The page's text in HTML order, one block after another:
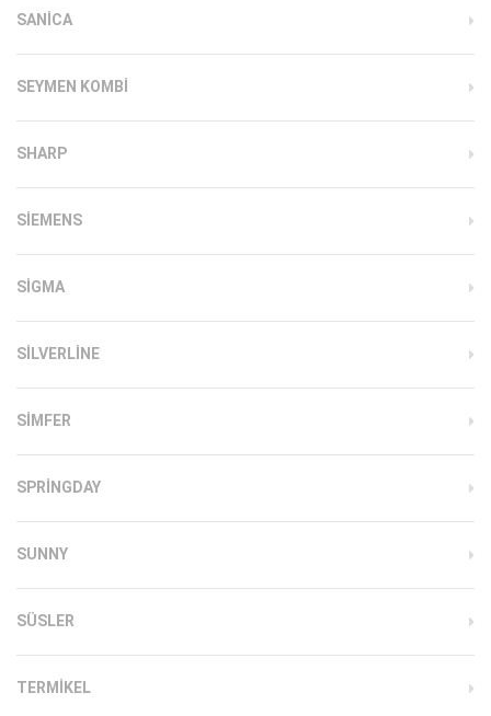
SANICA
SEYMEN KOMBI
SHARP
SIEMENS
SIGMA
SILVERLINE
SIMFER
SPRINGDAY
SUNNY
SÜSLER
TERMIKEL